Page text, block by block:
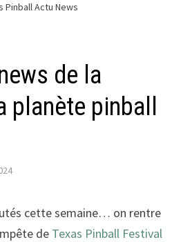
Pinball Actu News
de la
planète pinball
cette semaine… on rentre
de Texas Pinball Festival